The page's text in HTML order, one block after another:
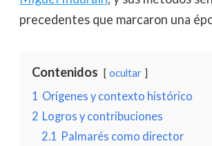
precedentes que marcaron una
Contenidos ocultar
1 Orígenes y contexto histórico
2 Logros y contribuciones
2.1 Palmarés como director